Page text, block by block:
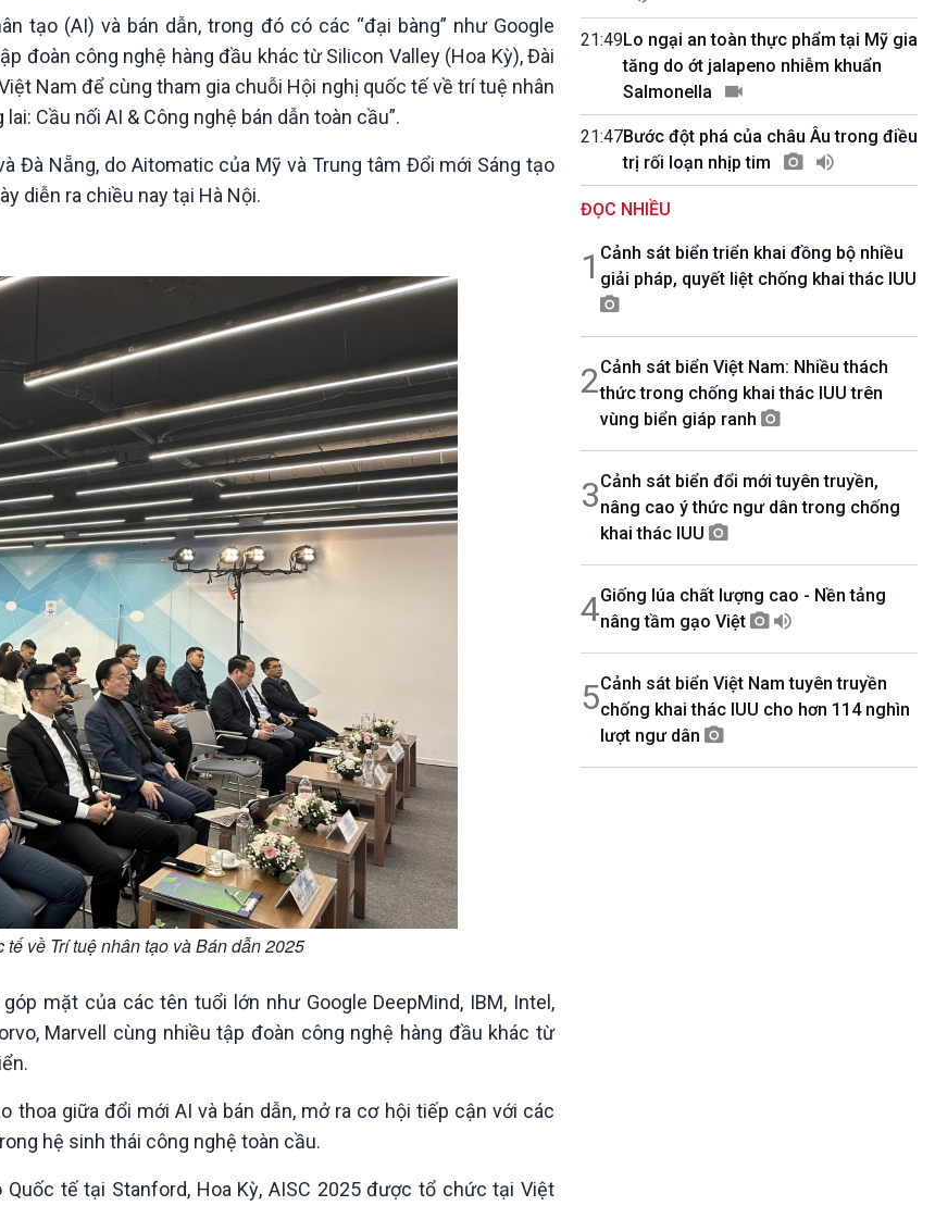
chuyện Thể thao
Infographic
E-Magazine
Câu chuyện thời sự
Dòng chảy sự kiện
Đối thoại
Diễn đàn chủ nhật
Chuyện đêm
tạo (AI) và bán dẫn, trong đó có các “đại bàng” như Google
đoàn công nghệ hàng đầu khác từ Silicon Valley (Hoa Kỳ), Đài
Nam để cùng tham gia chuỗi Hội nghị quốc tế về trí tuệ nhân
Cầu nối AI & Công nghệ bán dẫn toàn cầu”.
Đà Nẵng, do Aitomatic của Mỹ và Trung tâm Đổi mới Sáng tạo
diễn ra chiều nay tại Hà Nội.
về Trí tuệ nhân tạo và Bán dẫn 2025
mặt của các tên tuổi lớn như Google DeepMind, IBM, Intel,
Marvell cùng nhiều tập đoàn công nghệ hàng đầu khác từ
giữa đổi mới AI và bán dẫn, mở ra cơ hội tiếp cận với các
hệ sinh thái công nghệ toàn cầu.
tế tại Stanford, Hoa Kỳ, AISC 2025 được tổ chức tại Việt
21:49Lo ngại an toàn thực phẩm tại Mỹ gia
tăng do ớt jalapeno nhiễm khuẩn
Salmonella
21:47Bước đột phá của châu Âu trong điều
trị rối loạn nhịp tim
ĐỌC NHIỀU
1 Cảnh sát biển triển khai đồng bộ nhiều
giải pháp, quyết liệt chống khai thác IUU
2Cảnh sát biển Việt Nam: Nhiều thách
thức trong chống khai thác IUU trên
vùng biển giáp ranh
3Cảnh sát biển đổi mới tuyên truyền,
nâng cao ý thức ngư dân trong chống
khai thác IUU
4Giống lúa chất lượng cao - Nền tảng
nâng tầm gạo Việt
5Cảnh sát biển Việt Nam tuyên truyền
chống khai thác IUU cho hơn 114 nghìn
lượt ngư dân